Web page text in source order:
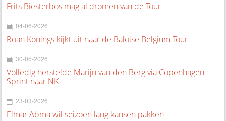
Frits Biesterbos mag al dromen van de Tour
04-06-2026
Roan Konings kijkt uit naar de Baloise Belgium Tour
30-05-2026
Volledig herstelde Marijn van den Berg via Copenhagen
Sprint naar NK
23-03-2026
Elmar Abma wil seizoen lang kansen pakken